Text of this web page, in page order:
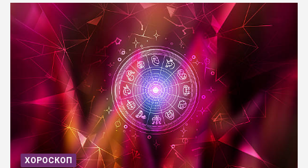
ХОРОСКОП